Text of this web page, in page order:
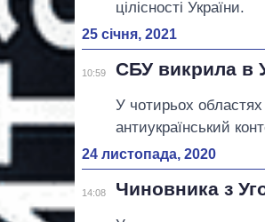
цілісності України.
25 січня, 2021
10:59 СБУ викрила в
У чотирьох областях
антиукраїнський
24 листопада, 2020
14:08 Чиновника з